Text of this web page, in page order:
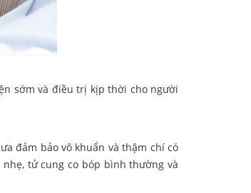
sớm và điều trị kịp thời cho người
đảm bảo vô khuẩn và thậm chí có
tử cung co bóp bình thường và